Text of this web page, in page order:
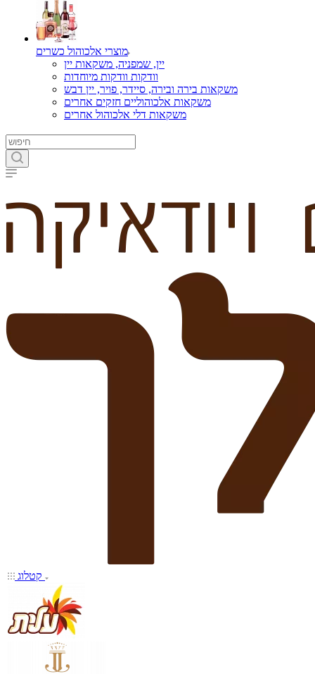
מוצרי אלכוהול כשרים
יין, שמפניה, משקאות יין
וודקות וודקות מיוחדות
משקאות בירה ובירה, סיידר, פויר, יין דבש
משקאות אלכוהוליים חזקים אחרים
משקאות דלי אלכוהול אחרים